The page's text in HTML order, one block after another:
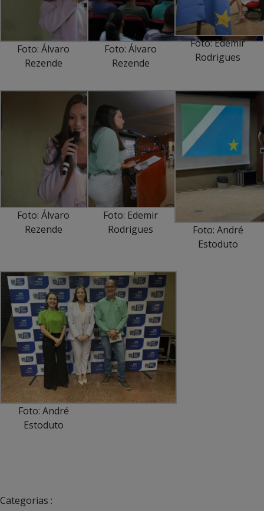
Foto: Álvaro
Rezende
Foto: Álvaro
Rezende
Foto: Edemir
Rodrigues
Foto: Álvaro
Rezende
Foto: Edemir
Rodrigues
Foto: André
Estoduto
Foto: André
Estoduto
Categorias :